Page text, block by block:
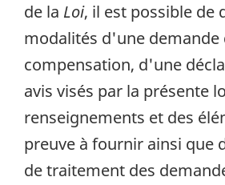
de la Loi, il est possible de
modalités d'une demande
compensation, d'une
avis visés par la présente
renseignements et des
preuve à fournir ainsi que
de traitement des